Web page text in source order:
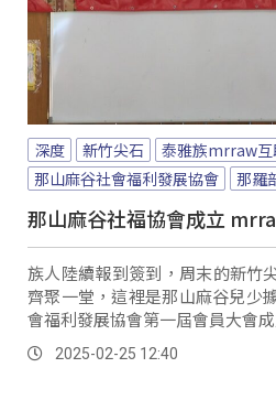
深度 新竹尖石
泰雅族mrraw互
那山麻谷社會福利發展協會
那羅
那山麻谷社福協會成立
族人陸續報到簽到，周末的新竹
齊聚一堂，這裡是那山麻谷兒少
會福利發展協會第一屆會員大會成
2025-02-25 12:40